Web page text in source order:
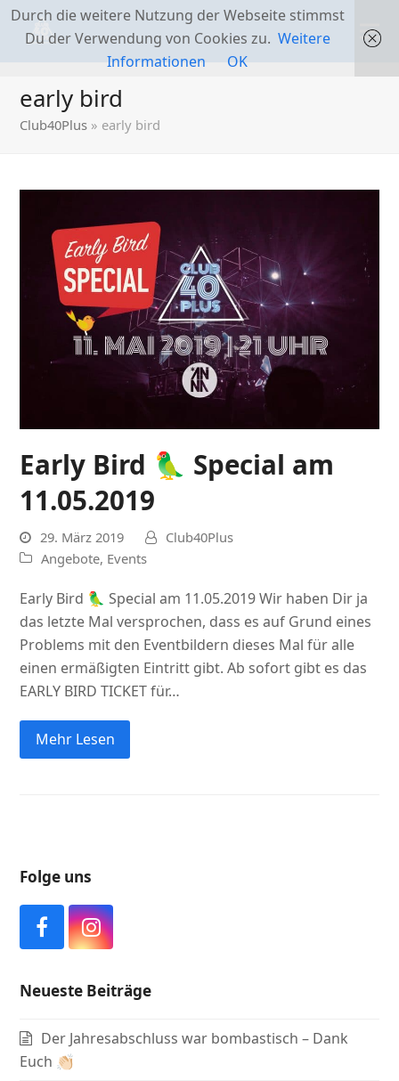
early bird
Club40Plus » early bird
Early Bird 🦜 Special am
11.05.2019
29. März 2019
Club40Plus
Angebote, Events
Early Bird 🦜 Special am 11.05.2019 Wir haben Dir ja
das letzte Mal versprochen, dass es auf Grund eines
Problems mit den Eventbildern dieses Mal für alle
einen ermäßigten Eintritt gibt. Ab sofort gibt es das
EARLY BIRD TICKET für…
Mehr Lesen
Folge uns
F
a
e
o
o
I
n
s
t
g
Neueste Beiträge
Der Jahresabschluss war bombastisch – Dank
Euch 👏🏻
Durch die weitere Nutzung der Webseite stimmst
Du der Verwendung von Cookies zu. Weitere
Informationen
OK